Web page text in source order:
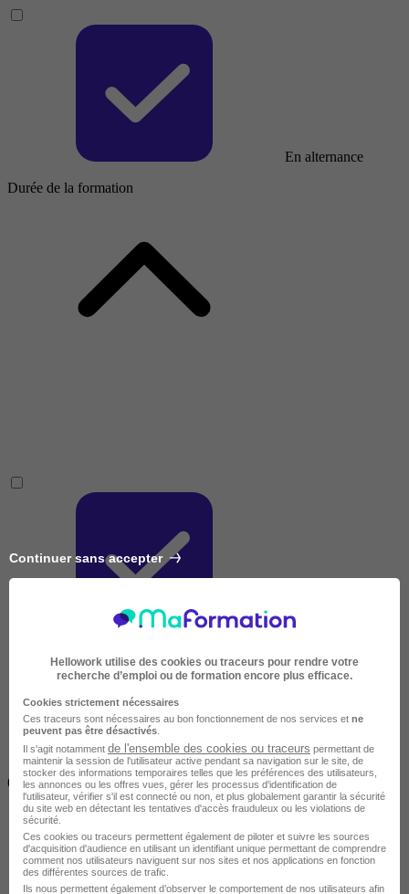
En alternance
Durée de la formation
Très courte
Inférieur à 2 jours
(14h)
Continuer sans accepter
Hellowork utilise des cookies ou traceurs pour rendre votre
recherche d’emploi ou de formation encore plus efficace.
Cookies strictement nécessaires
Ces traceurs sont nécessaires au bon fonctionnement de nos services et ne
peuvent pas être désactivés
Il s'agit notamment de l'ensemble des cookies ou traceurs permettant de
maintenir la session de l'utilisateur active pendant sa navigation sur le site, de
stocker des informations temporaires telles que les préférences des utilisateurs,
les annonces ou les offres vues, gérer les processus d'identification de
l'utilisateur, vérifier s'il est connecté ou non, et plus globalement garantir la sécurité
du site web en détectant les tentatives d'accès frauduleux ou les violations de
sécurité.
Ces cookies ou traceurs permettent également de piloter et suivre les sources
d'acquisition d'audience en utilisant un identifiant unique permettant de comprendre
comment nos utilisateurs naviguent sur nos sites et nos applications en fonction
des différentes sources de trafic.
Ils nous permettent également d’observer le comportement de nos utilisateurs afin